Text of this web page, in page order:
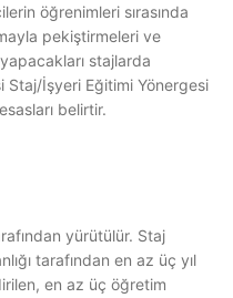
öğrenimleri sırasında
pekiştirmeleri ve
stajlarda
Staj/İşyeri Eğitimi Yönergesi
belirtir.
yürütülür. Staj
tarafından en az üç yıl
en az üç öğretim